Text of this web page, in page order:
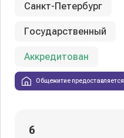
Санкт-Петербург
Государственный
Аккредитован
Общежитие предоставляется
6